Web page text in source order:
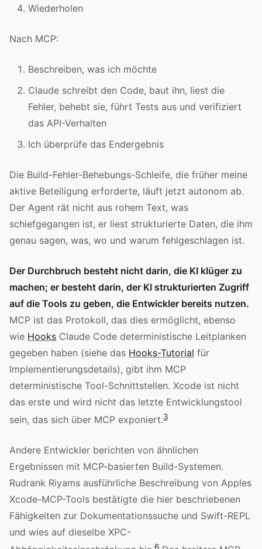
Wiederholen
Nach MCP:
Beschreiben, was ich möchte
Claude schreibt den Code, baut ihn, liest die
Fehler, behebt sie, führt Tests aus und verifiziert
das API-Verhalten
Ich überprüfe das Endergebnis
Die Build-Fehler-Behebungs-Schleife, die früher meine
aktive Beteiligung erforderte, läuft jetzt autonom ab.
Der Agent rät nicht aus rohem Text, was
schiefgegangen ist, er liest strukturierte Daten, die ihm
genau sagen, was, wo und warum fehlgeschlagen ist.
Der Durchbruch besteht nicht darin, die KI klüger zu
machen; er besteht darin, der KI strukturierten Zugriff
auf die Tools zu geben, die Entwickler bereits nutzen.
MCP ist das Protokoll, das dies ermöglicht, ebenso
wie Hooks Claude Code deterministische Leitplanken
gegeben haben (siehe das Hooks-Tutorial für
Implementierungsdetails), gibt ihm MCP
deterministische Tool-Schnittstellen. Xcode ist nicht
das erste und wird nicht das letzte Entwicklungstool
sein, das sich über MCP exponiert.3
Andere Entwickler berichten von ähnlichen
Ergebnissen mit MCP-basierten Build-Systemen.
Rudrank Riyams ausführliche Beschreibung von Apples
Xcode-MCP-Tools bestätigte die hier beschriebenen
Fähigkeiten zur Dokumentationssuche und Swift-REPL
und wies auf dieselbe XPC-
6